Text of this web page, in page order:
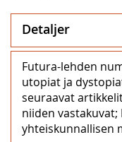
Detaljer
Futura-lehden
utopiat ja
seuraavat
niiden vastakuvat;
yhteiskunnallisen